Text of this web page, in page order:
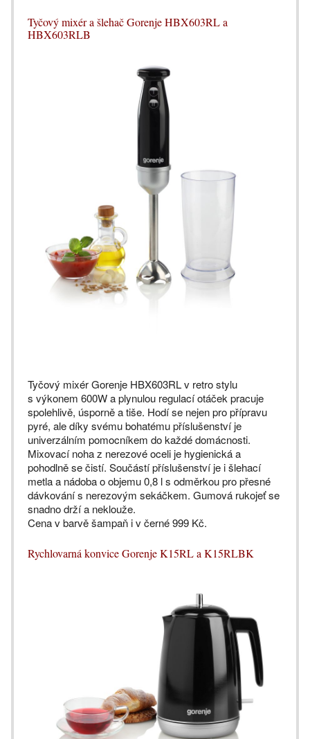
Tyčový mixér a šlehač Gorenje HBX603RL a
HBX603RLB
Tyčový mixér Gorenje HBX603RL v retro stylu
s výkonem 600W a plynulou regulací otáček pracuje
spolehlivě, úsporně a tiše. Hodí se nejen pro přípravu
pyré, ale díky svému bohatému příslušenství je
univerzálním pomocníkem do každé domácnosti.
Mixovací noha z nerezové oceli je hygienická a
pohodlně se čistí. Součástí příslušenství je i šlehací
metla a nádoba o objemu 0,8 l s odměrkou pro přesné
dávkování s nerezovým sekáčkem. Gumová rukojeť se
snadno drží a neklouže.
Cena v barvě šampaň i v černé 999 Kč.
Rychlovarná konvice Gorenje K15RL a K15RLBK